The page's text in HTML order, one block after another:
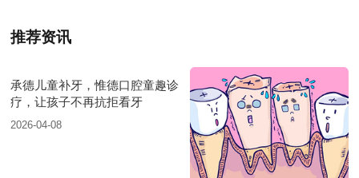
推荐资讯
承德儿童补牙，惟德口腔童趣诊
疗，让孩子不再抗拒看牙
2026-04-08